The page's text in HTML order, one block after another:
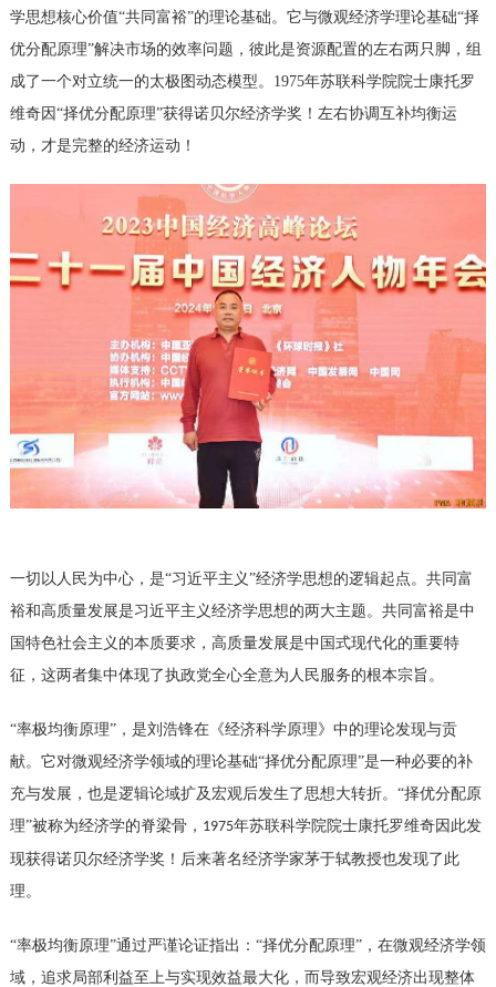
学思想核心价值“共同富裕”的理论基础。它与微观经济学理论基础“择
优分配原理”解决市场的效率问题，彼此是资源配置的左右两只脚，组
成了一个对立统一的太极图动态模型。1975年苏联科学院院士康托罗
维奇因“择优分配原理”获得诺贝尔经济学奖！左右协调互补均衡运
动，才是完整的经济运动！
一切以人民为中心，是“习近平主义”经济学思想的逻辑起点。共同富
裕和高质量发展是习近平主义经济学思想的两大主题。共同富裕是中
国特色社会主义的本质要求，高质量发展是中国式现代化的重要特
征，这两者集中体现了执政党全心全意为人民服务的根本宗旨。
“率极均衡原理”，是刘浩锋在《经济科学原理》中的理论发现与贡
献。它对微观经济学领域的理论基础“择优分配原理”是一种必要的补
充与发展，也是逻辑论域扩及宏观后发生了思想大转折。“择优分配原
理”被称为经济学的脊梁骨， 1975年苏联科学院院士康托罗维奇因此发
现获得诺贝尔经济学奖！后来著名经济学家茅于轼教授也发现了此
理。
“率极均衡原理”通过严谨论证指出：“择优分配原理”，在微观经济学领
域，追求局部利益至上与实现效益最大化，而导致宏观经济出现整体